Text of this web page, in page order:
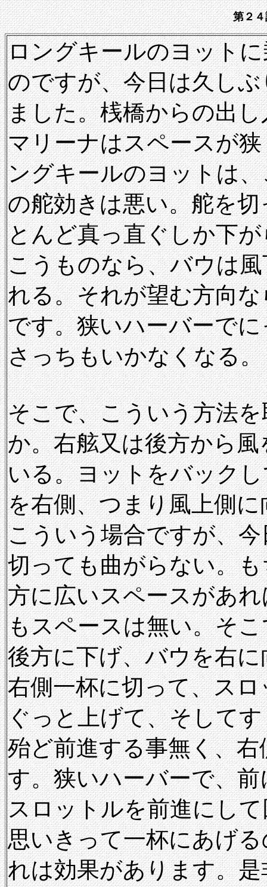
第２
ロングキールのヨット
のですが、今日は久し
ました。桟橋からの出
マリーナはスペースが
ングキールのヨットは
の舵効きは悪い。舵を
とんど真っ直ぐしか下
こうものなら、バウは
れる。それが望む方向
です。狭いハーバーで
さっちもいかなくなる。
そこで、こういう方法
か。右舷又は後方から風
いる。ヨットをバック
を右側、つまり風上側
こういう場合ですが、
切っても曲がらない。
方に広いスペースがあ
もスペースは無い。そ
後方に下げ、バウを右
右側一杯に切って、ス
ぐっと上げて、そして
殆ど前進する事無く、
す。狭いハーバーで、
スロットルを前進にし
思いきって一杯にあげ
れは効果があります。